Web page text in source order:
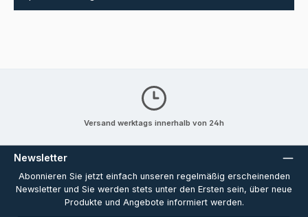
Versand werktags innerhalb von 24h
Newsletter
Abonnieren Sie jetzt einfach unseren regelmäßig erscheinenden
Newsletter und Sie werden stets unter den Ersten sein, über neue
Produkte und Angebote informiert werden.